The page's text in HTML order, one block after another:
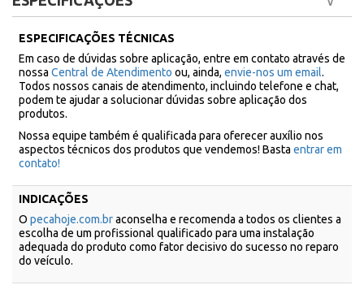
ESPECIFICAÇÕES TÉCNICAS
Em caso de dúvidas sobre aplicação, entre em contato através de
nossa Central de Atendimento ou, ainda, envie-nos um email.
Todos nossos canais de atendimento, incluindo telefone e chat,
podem te ajudar a solucionar dúvidas sobre aplicação dos
produtos.
Nossa equipe também é qualificada para oferecer auxílio nos
aspectos técnicos dos produtos que vendemos! Basta entrar em
contato!
INDICAÇÕES
O pecahoje.com.braconselha e recomenda a todos os clientes a
escolha de um profissional qualificado para uma instalação
adequada do produto como fator decisivo do sucesso no reparo
do veículo.